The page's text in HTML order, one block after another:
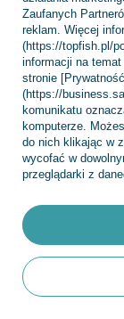
Regulaminy
INFORMACJE
POMOC
+48 695 775 577
Zaufanych
reklam. Więcej
(https://topfish.pl/
informacji na
stronie
(https://
komunikatu
komputerze.
do nich klikając w
wycofać w
przeglądarki z